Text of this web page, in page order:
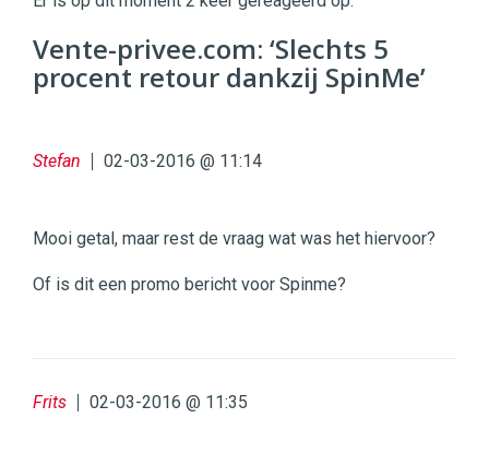
Digital
Commerce
https://twinklemagazine.nl
9654
Vente-privee.com: ‘Slechts 5
procent retour dankzij SpinMe’
Stefan 02-03-2016 @ 11:14
Mooi getal, maar rest de vraag wat was het hiervoor?
Of is dit een promo bericht voor Spinme?
Frits 02-03-2016 @ 11:35